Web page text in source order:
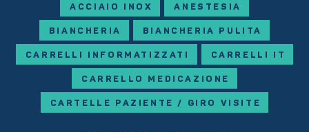
ACCIAIO INOX ANESTESIA
BIANCHERIA BIANCHERIA PULITA
CARRELLI INFORMATIZZATI CARRELLI IT
CARRELLO MEDICAZIONE
CARTELLE PAZIENTE / GIRO VISITE